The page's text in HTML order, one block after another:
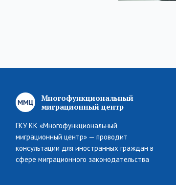
Многофункциональный
миграционный центр
ГКУ КК «Многофункциональный
миграционный центр» — проводит
консультации для иностранных граждан в
сфере миграционного законодательства